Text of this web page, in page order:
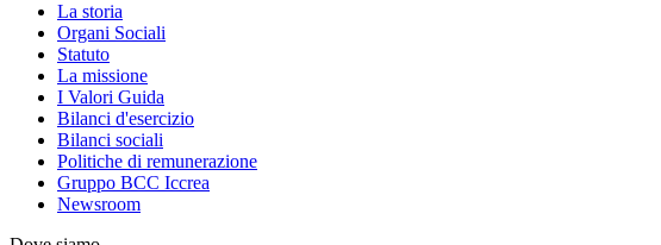
La storia
Organi Sociali
Statuto
La missione
I Valori Guida
Bilanci d'esercizio
Bilanci sociali
Politiche di remunerazione
Gruppo BCC Iccrea
Newsroom